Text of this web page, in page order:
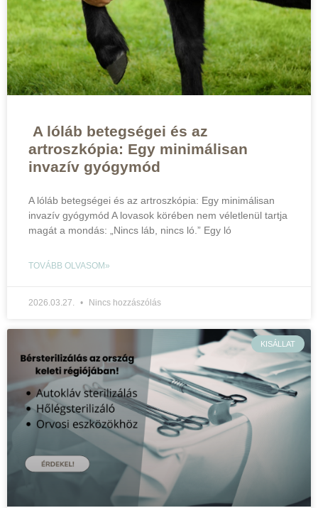
A lóláb betegségei és az
artroszkópia: Egy minimálisan
invazív gyógymód
A lóláb betegségei és az artroszkópia: Egy minimálisan
invazív gyógymód A lovasok körében nem véletlenül tartja
magát a mondás: „Nincs láb, nincs ló.” Egy ló
TOVÁBB OLVASOM»
2026.03.27. Nincs hozzászólás
KISÁLLAT